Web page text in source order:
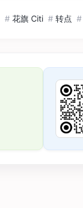
# 花旗 Citi # 转点 #